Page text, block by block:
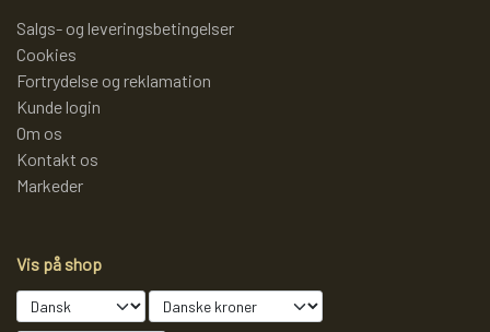
Salgs- og leveringsbetingelser
Cookies
Fortrydelse og reklamation
Kunde login
Om os
Kontakt os
Markeder
Vis på shop